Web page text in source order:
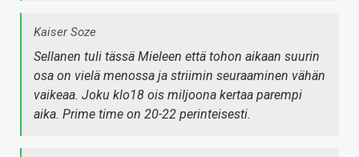
Kaiser Soze
Sellanen tuli tässä Mieleen että tohon aikaan suurin
osa on vielä menossa ja striimin seuraaminen vähän
vaikeaa. Joku klo18 ois miljoona kertaa parempi
aika. Prime time on 20-22 perinteisesti.